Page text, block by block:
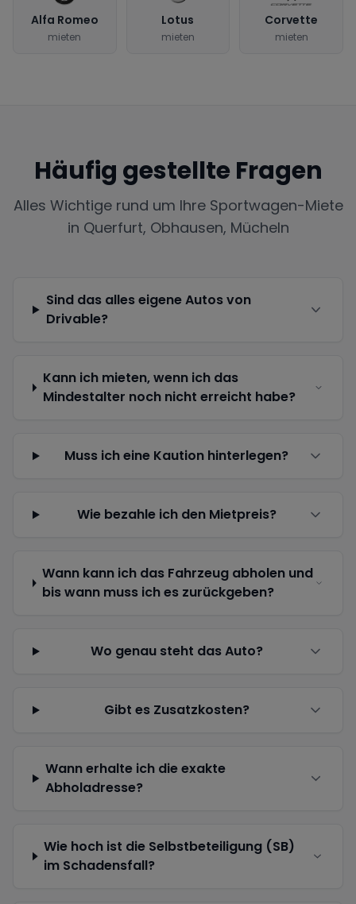
Alfa Romeo
mieten
Lotus
mieten
Corvette
mieten
Häufig gestellte Fragen
Alles Wichtige rund um Ihre Sportwagen-Miete
in Querfurt, Obhausen, Mücheln
Sind das alles eigene Autos von
Drivable?
Kann ich mieten, wenn ich das
Mindestalter noch nicht erreicht habe?
Muss ich eine Kaution hinterlegen?
Wie bezahle ich den Mietpreis?
Wann kann ich das Fahrzeug abholen und
bis wann muss ich es zurückgeben?
Wo genau steht das Auto?
Gibt es Zusatzkosten?
Wann erhalte ich die exakte
Abholadresse?
Wie hoch ist die Selbstbeteiligung (SB)
im Schadensfall?